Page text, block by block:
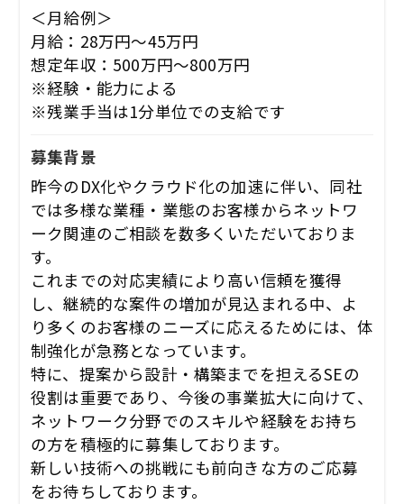
＜月給例＞
月給：28万円～45万円
想定年収：500万円～800万円
※経験・能力による
※残業手当は1分単位での支給です
募集背景
昨今のDX化やクラウド化の加速に伴い、同社
では多様な業種・業態のお客様からネットワ
ーク関連のご相談を数多くいただいておりま
す。
これまでの対応実績により高い信頼を獲得
し、継続的な案件の増加が見込まれる中、よ
り多くのお客様のニーズに応えるためには、体
制強化が急務となっています。
特に、提案から設計・構築までを担えるSEの
役割は重要であり、今後の事業拡大に向けて、
ネットワーク分野でのスキルや経験をお持ち
の方を積極的に募集しております。
新しい技術への挑戦にも前向きな方のご応募
をお待ちしております。